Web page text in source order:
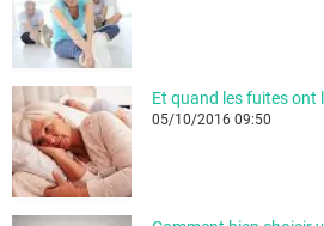
Et quand les fuites ont
05/10/2016 09:50